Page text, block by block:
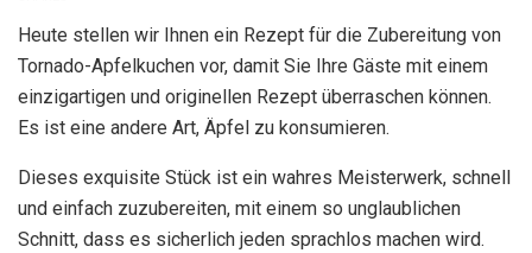
Heute stellen wir Ihnen ein Rezept für die Zubereitung von
Tornado-Apfelkuchen vor, damit Sie Ihre Gäste mit einem
einzigartigen und originellen Rezept überraschen können.
Es ist eine andere Art, Äpfel zu konsumieren.
Dieses exquisite Stück ist ein wahres Meisterwerk, schnell
und einfach zuzubereiten, mit einem so unglaublichen
Schnitt, dass es sicherlich jeden sprachlos machen wird.